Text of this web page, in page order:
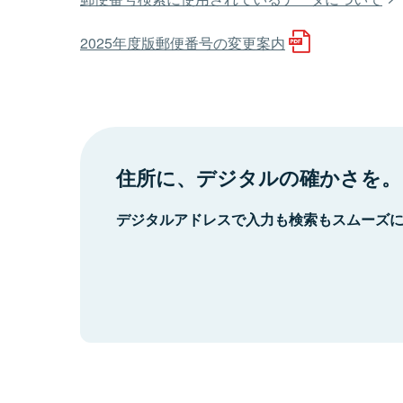
2025年度版郵便番号の変更案内
住所に、デジタルの確かさを。
デジタルアドレスで入力も検索もスムーズ